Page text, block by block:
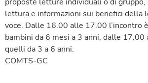
lettura e informazioni sui benefici della
voce. Dalle 16.00 alle 17.00 l’incontro
bambini da 6 mesi a 3 anni, dalle
quelli da 3 a 6 anni.
COMTS-GC